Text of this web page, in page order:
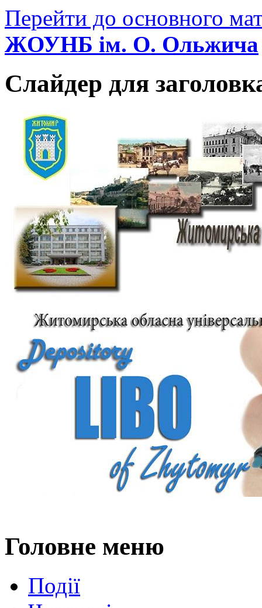
Перейти до основного
ЖОУНБ ім. О. Ольжича
Слайдер для
Головне меню
Події